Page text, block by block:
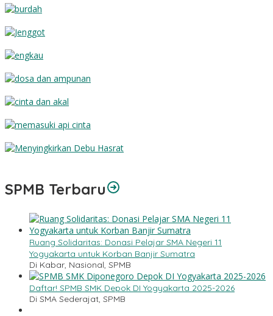
SPMB Terbaru
Ruang Solidaritas: Donasi Pelajar SMA Negeri 11
Yogyakarta untuk Korban Banjir Sumatra
Di Kabar, Nasional, SPMB
Daftar! SPMB SMK Depok DI Yogyakarta 2025-2026
Di SMA Sederajat, SPMB